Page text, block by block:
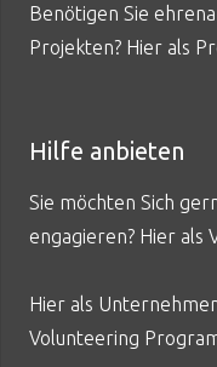
Benötigen Sie
Projekten? Hier als
Hilfe anbieten
Sie möchten Sich
engagieren? Hier als
Hier als
Volunteering